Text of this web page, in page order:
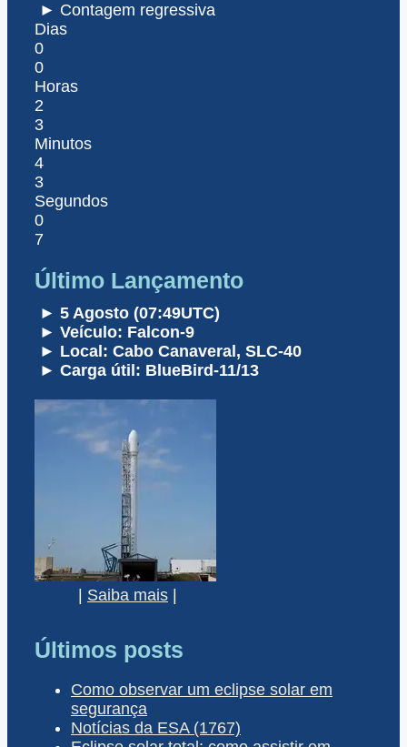
► Contagem regressiva
Dias
0
0
Horas
2
3
Minutos
4
3
Segundos
0
7
Último Lançamento
► 5 Agosto (07:49UTC)
► Veículo: Falcon-9
► Local: Cabo Canaveral, SLC-40
► Carga útil: BlueBird-11/13
| Saiba mais |
Últimos posts
Como observar um eclipse solar em
segurança
Notícias da ESA (1767)